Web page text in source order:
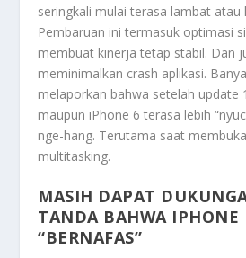
seringkali mulai terasa lambat atau
Pembaruan ini termasuk optimasi
membuat kinerja tetap stabil. Dan
meminimalkan crash aplikasi.
melaporkan bahwa setelah update
maupun iPhone 6 terasa lebih
nge-hang. Terutama saat
multitasking.
MASIH DAPAT
TANDA BAHWA IPHONE
“BERNAFAS”